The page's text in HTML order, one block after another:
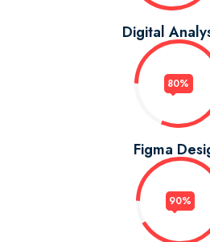
Digital
80%
Figma
90%